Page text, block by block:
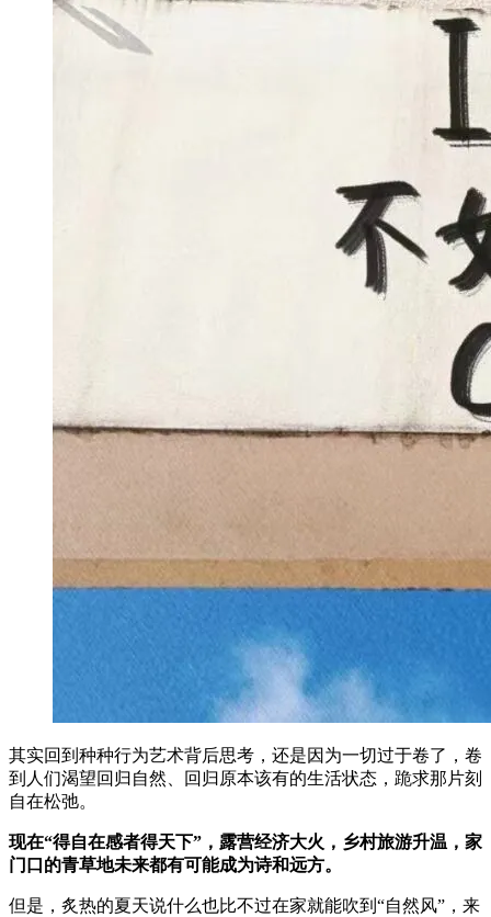
其实回到种种行为艺术背后思考，还是因为一切过于卷了，卷
到人们渴望回归自然、回归原本该有的生活状态，跪求那片刻
自在松弛。
现在“得自在感者得天下”，露营经济大火，乡村旅游升温，家
门口的青草地未来都有可能成为诗和远方。
但是，炙热的夏天说什么也比不过在家就能吹到“自然风”，来